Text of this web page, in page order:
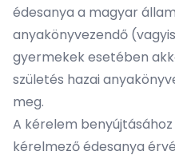
édesanya a magyar
anyakönyvezendő
gyermekek esetében
születés hazai
meg.
A kérelem
kérelmező édesanya